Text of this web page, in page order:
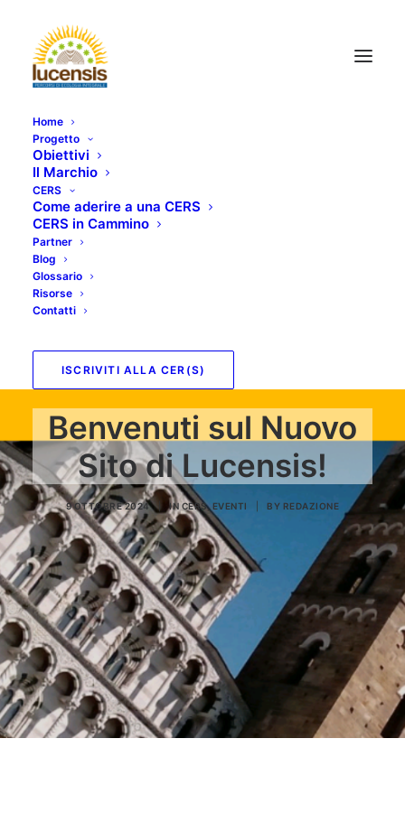
Home
Progetto
Obiettivi
Il Marchio
CERS
Come aderire a una CERS
CERS in Cammino
Partner
Blog
Glossario
Risorse
Contatti
ISCRIVITI ALLA CER(S)
Benvenuti sul Nuovo
Sito di Lucensis!
9 OTTOBRE 2024 IN CERS,EVENTI BY REDAZIONE